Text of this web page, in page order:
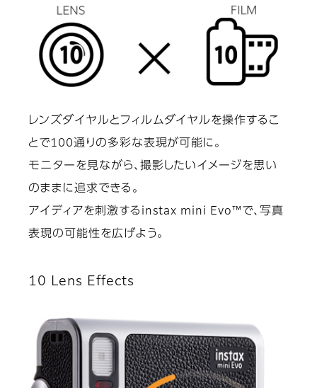
レンズダイヤルとフィルムダイヤルを操作するこ
とで100通りの多彩な表現が可能に。
モニターを見ながら、撮影したいイメージを思い
のままに追求できる。
アイディアを刺激するinstax mini Evo™で、写真
表現の可能性を広げよう。
10 Lens Effects